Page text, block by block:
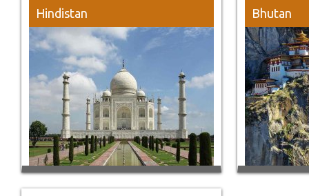
Hindistan Bhutan